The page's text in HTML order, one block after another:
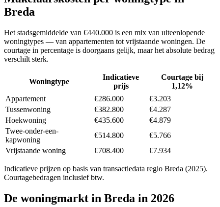
Breda
Het stadsgemiddelde van €440.000 is een mix van uiteenlopende
woningtypes — van appartementen tot vrijstaande woningen. De
courtage in percentage is doorgaans gelijk, maar het absolute bedrag
verschilt sterk.
Woningtype
Indicatieve
prijs
Courtage bij
1,12%
Appartement
€286.000
€3.203
Tussenwoning
€382.800
€4.287
Hoekwoning
€435.600
€4.879
Twee-onder-een-
kapwoning
€514.800
€5.766
Vrijstaande woning
€708.400 €7.934
Indicatieve prijzen op basis van transactiedata regio Breda (2025).
Courtagebedragen inclusief btw.
De woningmarkt in Breda in 2026